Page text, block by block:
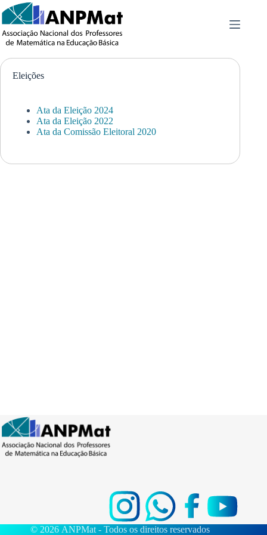
Pular
para
o
conteúdo
Eleições
Ata da Eleição 2024
Ata da Eleição 2022
Ata da Comissão Eleitoral 2020
© 2026 ANPMat - Todos os direitos reservados